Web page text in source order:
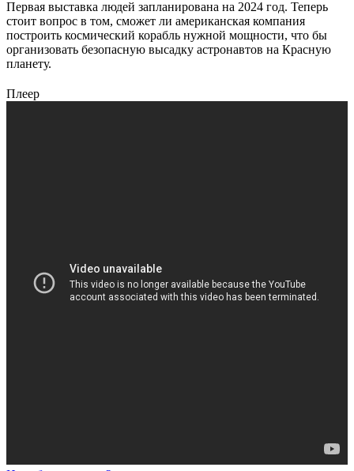
Первая выставка людей запланирована на 2024 год. Теперь
стоит вопрос в том, сможет ли американская компания
построить космический корабль нужной мощности, что бы
организовать безопасную высадку астронавтов на Красную
планету.
Плеер